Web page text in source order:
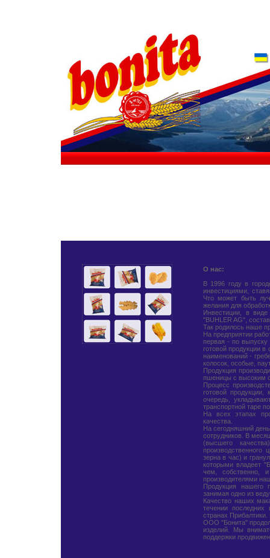
О нас:
В 1996 году в
инвестициями,
Что может быть
желания для
Инвестиции, в
"BUHLER AG",
Так родилось наше
На предприятии
первая - по выпуску
готовой продукции
наименований -
колосок, особые,
Продукция
пшеницы с высоким
Процесс
готовой
очередь,
транспортной таре
На всех этапах
качества.
На сегодняшний
сотрудников. В
(высшего
зерна в час) и
которыми владеет
чем, собственно,
производителями
Продукция нашего
занимая одно из
Качество наших
течении
странах
ООО "Бонита"
изделий. Мы
поддержки